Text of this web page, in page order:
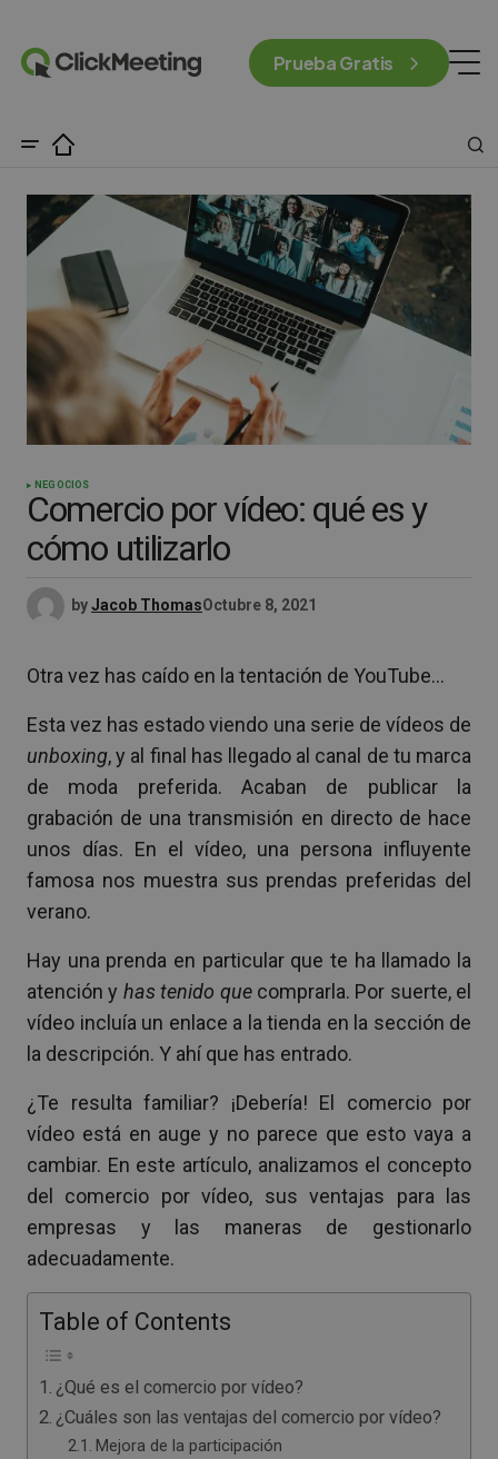
Prueba Gratis
NEGOCIOS
Comercio por vídeo: qué es y
cómo utilizarlo
byJacob ThomasOctubre 8, 2021
Otra vez has caído en la tentación de YouTube…
Esta vez has estado viendo una serie de vídeos de
unboxing, y al final has llegado al canal de tu marca
de moda preferida. Acaban de publicar la
grabación de una transmisión en directo de hace
unos días. En el vídeo, una persona influyente
famosa nos muestra sus prendas preferidas del
verano.
Hay una prenda en particular que te ha llamado la
atención y has tenido quecomprarla. Por suerte, el
vídeo incluía un enlace a la tienda en la sección de
la descripción. Y ahí que has entrado.
¿Te resulta familiar? ¡Debería! El comercio por
vídeo está en auge y no parece que esto vaya a
cambiar. En este artículo, analizamos el concepto
del comercio por vídeo, sus ventajas para las
empresas y las maneras de gestionarlo
adecuadamente.
Table of Contents
¿Qué es el comercio por vídeo?
¿Cuáles son las ventajas del comercio por vídeo?
Mejora de la participación